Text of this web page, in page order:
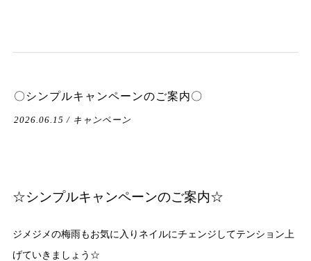
〇シンプルキャンペーンのご案内〇
2026.06.15 / キャンペーン
☆シンプルキャンペーンのご案内☆
ジメジメの梅雨もお気に入りネイルにチェンジしてテンション上
げていきましょう☆